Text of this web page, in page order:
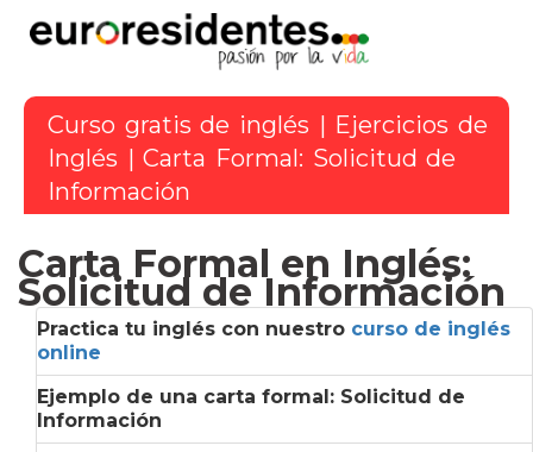
Curso gratis de inglés
Ejercicios de
Inglés
| Carta Formal: Solicitud de
Información
Carta Formal en Inglés:
Solicitud de Información
Practica tu inglés con nuestro curso de inglés
online
Ejemplo de una carta formal: Solicitud de
Información